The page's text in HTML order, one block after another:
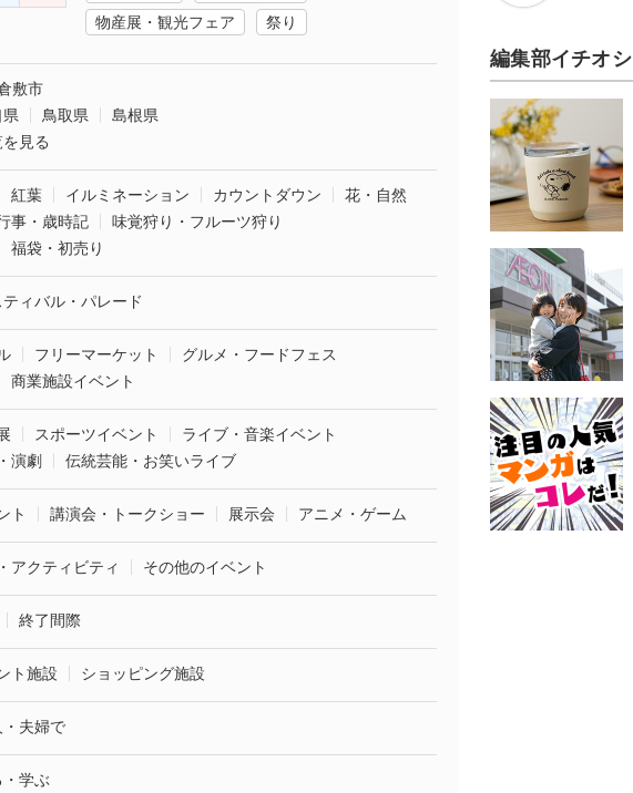
物産展・観光フェア
祭り
敷市
県 鳥取県
島根県
見る
紅葉 イルミネーション カウントダウン
花・自然
事・歳時記
味覚狩り・フルーツ狩り
福袋・初売り
ティバル・パレード
フリーマーケット
グルメ・フードフェス
商業施設イベント
スポーツイベント
ライブ・音楽イベント
演劇 伝統芸能・お笑いライブ
ト 講演会・トークショー 展示会 アニメ・ゲーム
アクティビティ その他のイベント
終了間際
ト施設 ショッピング施設
・夫婦で
学ぶ
編集部イチオシ